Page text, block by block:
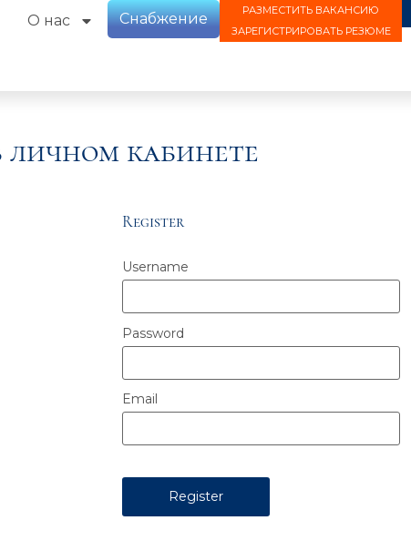
О нас Снабжение
РАЗМЕСТИТЬ ВАКАНСИЮ
ЗАРЕГИСТРИРОВАТЬ РЕЗЮМЕ
кабинете
Register
Username
Password
Email